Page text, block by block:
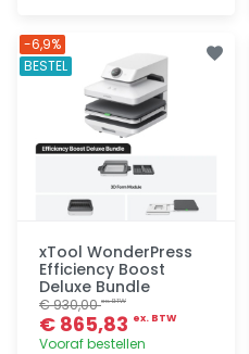
xTool WonderPress
Efficiency Boost
Deluxe Bundle
€ 930,00ex. BTW
€ 865,83 ex. BTW
Vooraf bestellen
-6,9%
BESTEL